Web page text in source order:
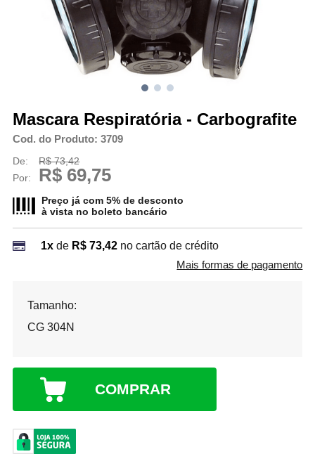
Mascara Respiratória - Carbografite
Cod. do Produto: 3709
De:
R$ 73,42
Por:
R$ 69,75
Preço já com 5% de desconto
à vista no boleto bancário
1xde R$ 73,42 no cartão de crédito
Mais formas de pagamento
Tamanho:
CG 304N
COMPRAR